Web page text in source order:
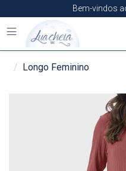
Bem-vindos
Longo Feminino